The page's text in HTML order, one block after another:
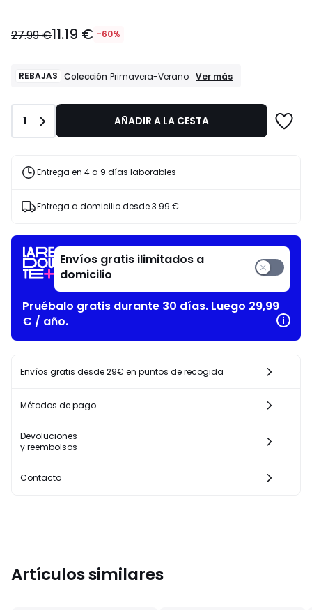
€
de
€
60%
descuento
27.99 €11.19 € -60%
REBAJAS Colección Primavera-Verano REBAJAS
Ver más
Cantidad
1 AÑADIR A LA CESTA
Entrega en 4 a 9 días laborables
Entrega a domicilio desde3.99 €
Envíos gratis ilimitados a
domicilio
Pruébalo gratis durante 30 días. Luego 29,99
€ / año.
Envíos gratis desde 29€ en puntos de recogida
Métodos de pago
Devoluciones
y reembolsos
Contacto
Artículos similares